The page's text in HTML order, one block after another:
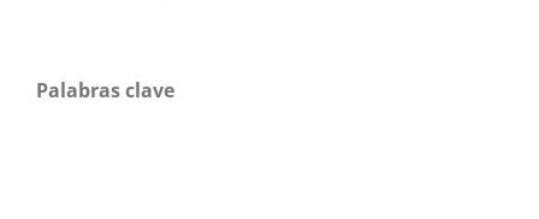
Palabras clave